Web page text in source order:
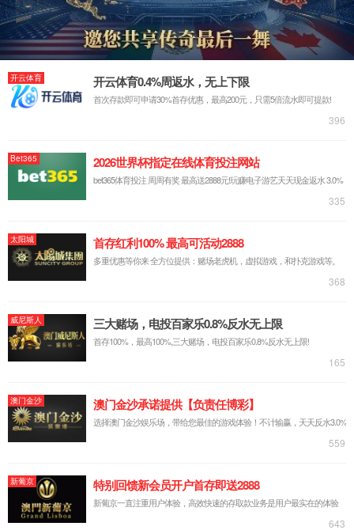
均温板
微动马达
褰撳墠鎮ㄩ€夋嫨鐨勬槸锛欬span class="col-000">鍧囨俯鏉军/span>
鍧囨俯鏉夸綔涓?C棰嗗煙鏈€鏂颁竴浠ｇ殑鏁ｇ儹浜у搧锛屽叾
锛屾垜浠紑鍙戠殑瓒呰杽閾滈挗澶嶅悎鏉愭枡鍙互鏈夋晥瑙
ｅ喅杩欎竴闇€姹傘€侟/p>
浜у搧鎺ㄨ崘锛氶摐閽㈠鍚堟潗鏂橖/p>
鐩稿叧浜у搧搴旂敤